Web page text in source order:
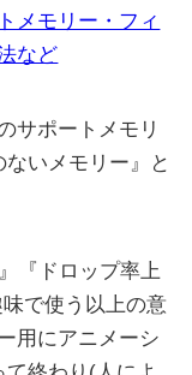
メモリー・フィ
など
サポートメモリ
いメモリー』と
『ドロップ率上
で使う以上の意
用にアニメーシ